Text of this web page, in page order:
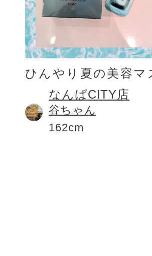
ひんやり夏の美容マ
なんばCITY店
谷ちゃん
162cm